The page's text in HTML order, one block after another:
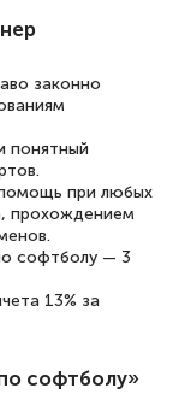
мне
законно
понятный
при любых
прохождением
софтболу — 3
13% за
софтболу»